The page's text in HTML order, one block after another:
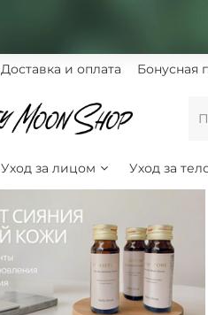
Доставка и оплата Бонусная
Уход за лицом Уход за